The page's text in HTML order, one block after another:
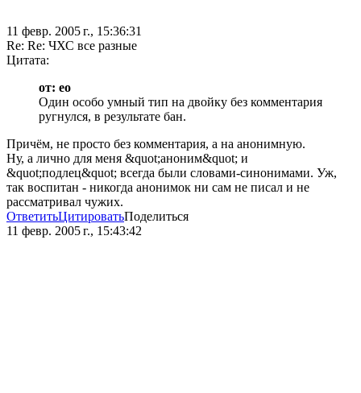
11 февр. 2005 г., 15:36:31
Re: Re: ЧХС все разные
Цитата:
от: eo
Один особо умный тип на двойку без комментария
ругнулся, в результате бан.
Причём, не просто без комментария, а на анонимную.
Ну, а лично для меня &quot;аноним&quot; и
&quot;подлец&quot; всегда были словами-синонимами. Уж,
так воспитан - никогда анонимок ни сам не писал и не
рассматривал чужих.
ОтветитьЦитироватьПоделиться
11 февр. 2005 г., 15:43:42